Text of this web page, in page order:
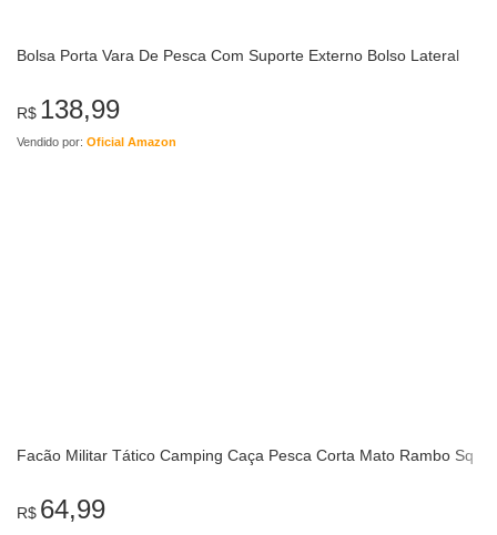
Bolsa Porta Vara De Pesca Com Suporte Externo Bolso Lateral
R$ 138,99
Vendido por: Oficial Amazon
Facão Militar Tático Camping Caça Pesca Corta Mato Rambo Sq
R$ 64,99